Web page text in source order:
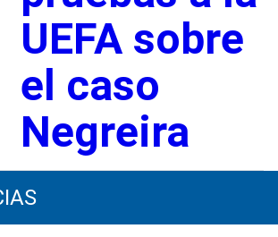
UEFA sobre
el caso
Negreira